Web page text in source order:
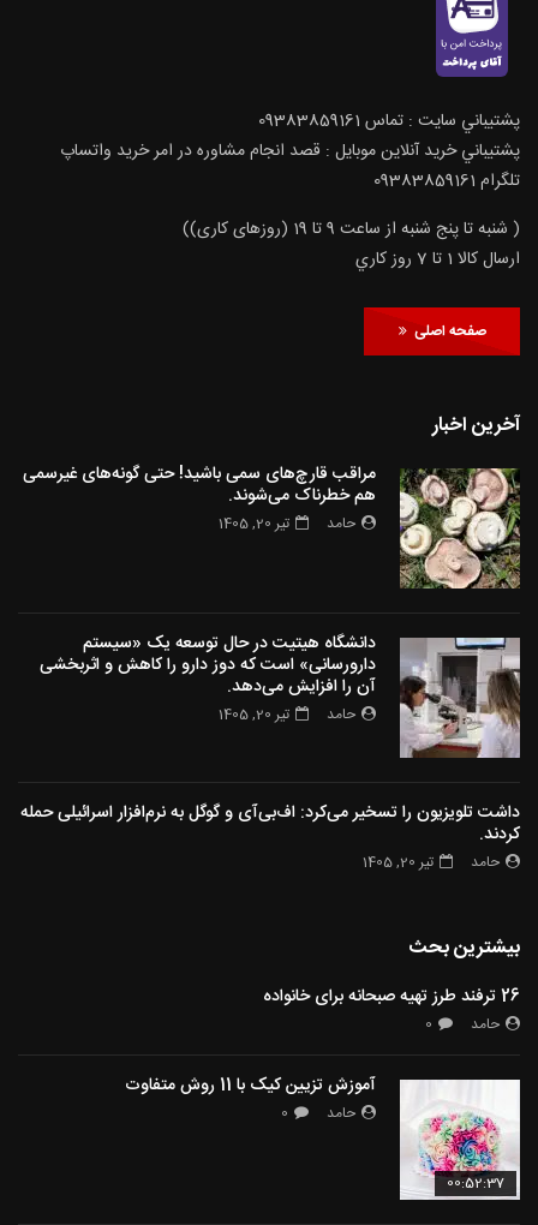
پشتيباني سايت : تماس 09383859161
پشتيباني خريد آنلاين موبايل : قصد انجام مشاوره در امر خرید واتساپ
تلگرام 09383859161
( شنبه تا پنج شنبه از ساعت 9 تا 19 (روزهای کاری))
ارسال كالا 1 تا 7 روز كاري
صفحه اصلی
آخرین اخبار
مراقب قارچ‌های سمی باشید! حتی گونه‌های غیرسمی
هم خطرناک می‌شوند.
حامد تیر 20, 1405
دانشگاه هیتیت در حال توسعه یک «سیستم
دارورسانی» است که دوز دارو را کاهش و اثربخشی
آن را افزایش می‌دهد.
حامد تیر 20, 1405
داشت تلویزیون را تسخیر می‌کرد: اف‌بی‌آی و گوگل به نرم‌افزار اسرائیلی حمله
کردند.
حامد تیر 20, 1405
بیشترین بحث
26 ترفند طرز تهیه صبحانه برای خانواده
حامد 0
00:52:37
آموزش تزیین کیک با 11 روش متفاوت
حامد 0